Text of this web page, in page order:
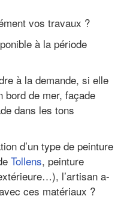
vos travaux ?
à la période
à la demande, si elle
bord de mer, façade
dans les tons
d’un type de peinture
Tollens, peinture
l’artisan a-
ces matériaux ?